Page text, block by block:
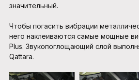
значительный.
Чтобы погасить вибрации
него наклеиваются самые мощные
Plus. Звукопоглощающий слой
Qattara.